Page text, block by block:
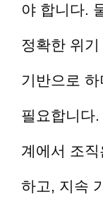
야 합니다.
정확한 위
기반으로
필요합니다
계에서 조
하고, 지속